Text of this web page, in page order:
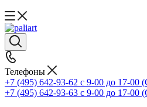
Телефоны
+7 (495) 642-93-62 c 9-00 до 17-00
+7 (495) 642-93-63 c 9-00 до 17-00